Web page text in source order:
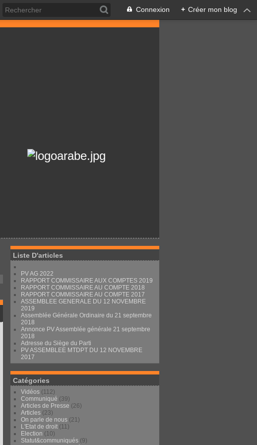
Connexion + Créer mon blog
Liste D'articles
PV AG 2022
RAPPORT COMMISSAIRE AUX COMPTES 2019
RAPPORT COMMISSAIRE AU COMPTE 2018
RAPPORT COMMISSAIRE AU COMPTE 2017
ASSEMBLEE GENERALE DU 12 NOVEMBRE
2019
Assemblée Générale Ordinaire du 21 septembre
2018
Annonce PV Assemblée générale 21 septembre
2018
Adresse du Siège du Parti
PV ASSEMBLEE MTDPT DU 12 NOVEMBRE
2017
Catégories
Vidéos (112)
Communiqué (39)
Articles de Presse (26)
Articles (23)
On parle de nous (21)
L'Etat de droit (11)
Election (10)
Statut&communiqués (9)